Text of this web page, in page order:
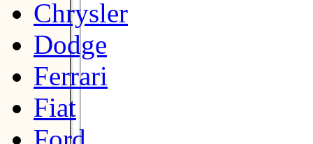
Chrysler
Dodge
Ferrari
Fiat